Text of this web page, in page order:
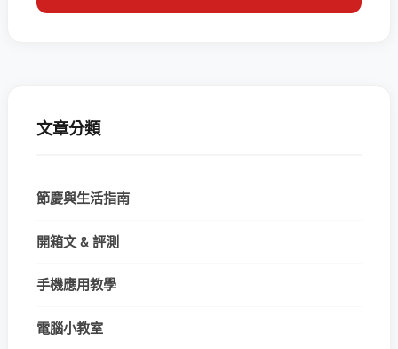
文章分類
節慶與生活指南
開箱文 & 評測
手機應用教學
電腦小教室